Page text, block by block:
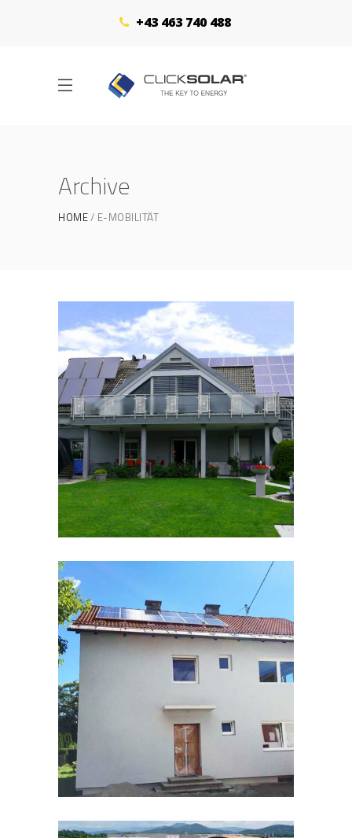
+43 463 740 488
Archive
HOME E-MOBILITÄT
Energieeffiziente Gartenvilla
mit Pool
E-MANAGER/KÜHLEN/STROM/
WÄRME
Sanierung mit Fokus auf
Energieeffizienz
STROM